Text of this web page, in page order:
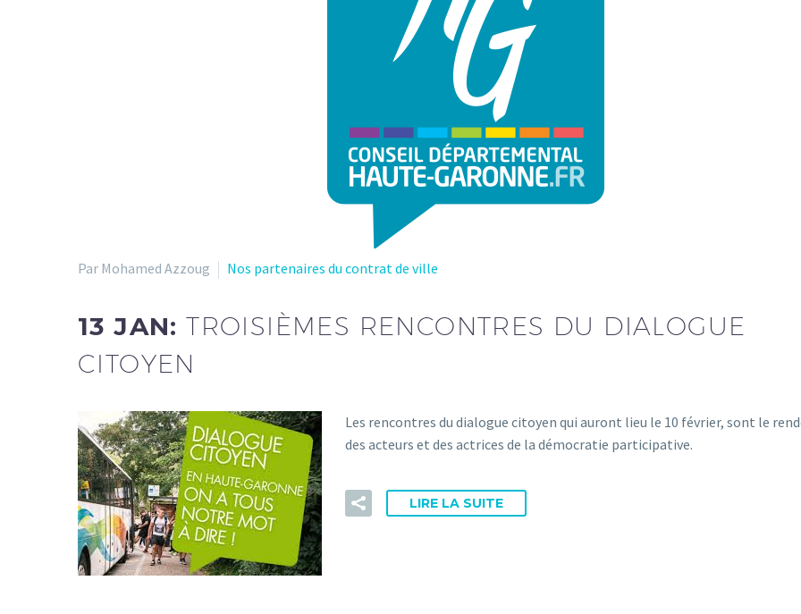
Par Mohamed Azzoug Nos partenaires du contrat de ville
13 JAN:TROISIÈMES RENCONTRES DU DIALOGUE
CITOYEN
Les rencontres du dialogue citoyen qui auront lieu le 10 février, sont le
des acteurs et des actrices de la démocratie participative.
LIRE LA SUITE